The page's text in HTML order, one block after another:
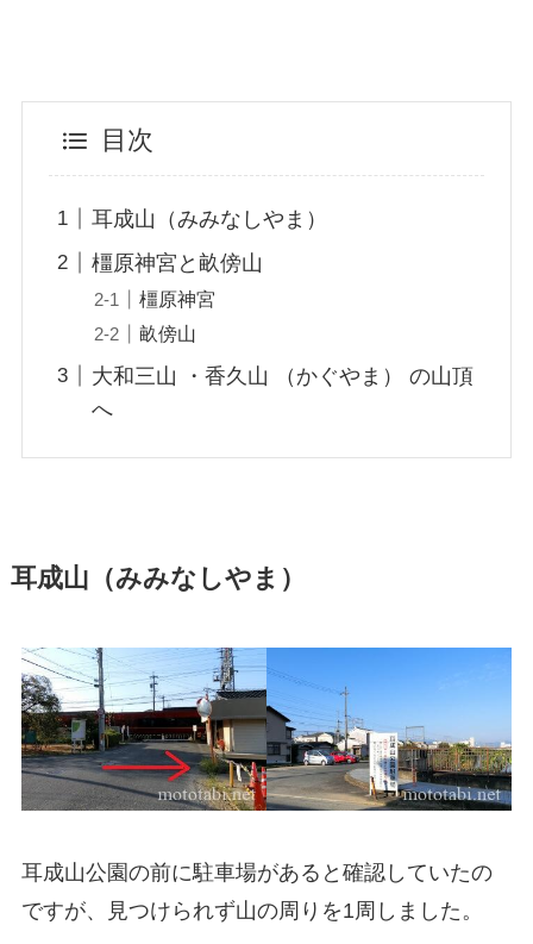
目次
耳成山（みみなしやま）
橿原神宮と畝傍山
橿原神宮
畝傍山
大和三山 ・香久山 （かぐやま） の山頂
へ
耳成山（みみなしやま）
耳成山公園の前に駐車場があると確認していたの
ですが、見つけられず山の周りを1周しました。